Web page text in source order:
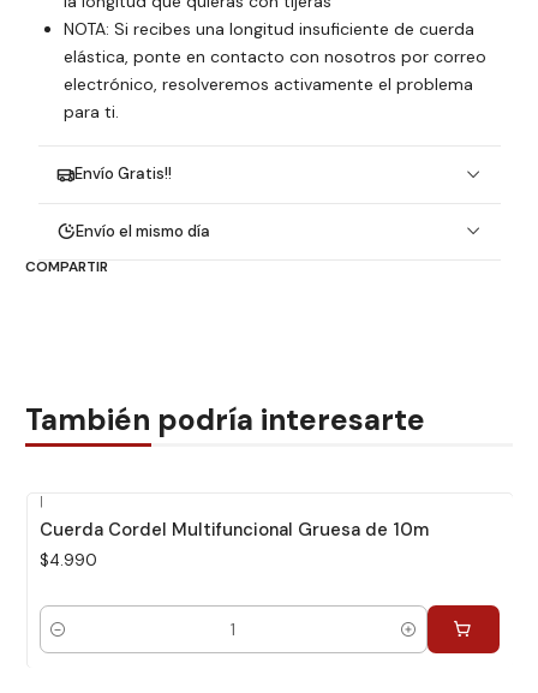
NOTA: Si recibes una longitud insuficiente de cuerda
elástica, ponte en contacto con nosotros por correo
electrónico, resolveremos activamente el problema
para ti.
Envío Gratis!!
Envío el mismo día
COMPARTIR
También podría interesarte
|
Cuerda Cordel Multifuncional Gruesa de 10m
$4.990
Cantidad